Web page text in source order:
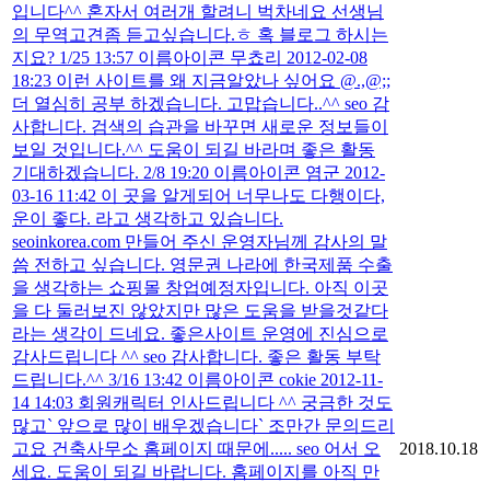
입니다^^ 혼자서 여러개 할려니 벅차네요 선생님
의 무역고견좀 듣고싶습니다.ㅎ 혹 블로그 하시는
지요? 1/25 13:57 이름아이콘 무쵸리 2012-02-08
18:23 이런 사이트를 왜 지금알았나 싶어요 @.,@;;
더 열심히 공부 하겠습니다. 고맙습니다..^^ seo 감
사합니다. 검색의 습관을 바꾸면 새로운 정보들이
보일 것입니다.^^ 도움이 되길 바라며 좋은 활동
기대하겠습니다. 2/8 19:20 이름아이콘 염군 2012-
03-16 11:42 이 곳을 알게되어 너무나도 다행이다,
운이 좋다. 라고 생각하고 있습니다.
seoinkorea.com 만들어 주신 운영자님께 감사의 말
씀 전하고 싶습니다. 영문권 나라에 한국제품 수출
을 생각하는 쇼핑몰 창업예정자입니다. 아직 이곳
을 다 둘러보진 않았지만 많은 도움을 받을것같다
라는 생각이 드네요. 좋은사이트 운영에 진심으로
감사드립니다 ^^ seo 감사합니다. 좋은 활동 부탁
드립니다.^^ 3/16 13:42 이름아이콘 cokie 2012-11-
14 14:03 회원캐릭터 인사드립니다 ^^ 궁금한 것도
많고` 앞으로 많이 배우겠습니다` 조만간 문의드리
고요 건축사무소 홈페이지 때문에..... seo 어서 오
세요. 도움이 되길 바랍니다. 홈페이지를 아직 만
2018.10.18